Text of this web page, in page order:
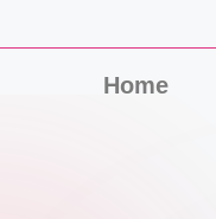
Home